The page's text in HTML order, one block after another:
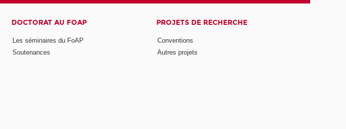
DOCTORAT AU FOAP
Les séminaires du FoAP
Soutenances
PROJETS DE RECHERCHE
Conventions
Autres projets